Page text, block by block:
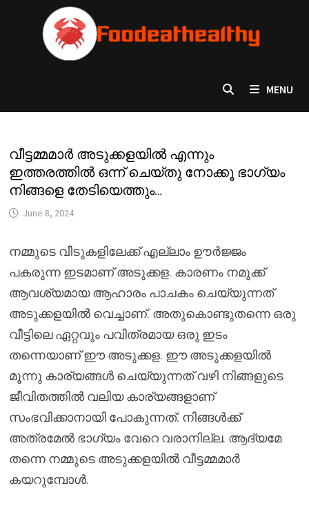
MENU
വീട്ടമ്മമാർ അടുക്കളയിൽ എന്നും
ഇത്തരത്തിൽ ഒന്ന് ചെയ്തു നോക്കൂ ഭാഗ്യം
നിങ്ങളെ തേടിയെത്തും…
June 8, 2024
നമ്മുടെ വീടുകളിലേക്ക് എല്ലാം ഊർജ്ജം
പകരുന്ന ഇടമാണ് അടുക്കള. കാരണം നമുക്ക്
ആവശ്യമായ ആഹാരം പാചകം ചെയ്യുന്നത്
അടുക്കളയിൽ വെച്ചാണ്. അതുകൊണ്ടുതന്നെ ഒരു
വീട്ടിലെ ഏറ്റവും പവിത്രമായ ഒരു ഇടം
തന്നെയാണ് ഈ അടുക്കള. ഈ അടുക്കളയിൽ
മൂന്നു കാര്യങ്ങൾ ചെയ്യുന്നത് വഴി നിങ്ങളുടെ
ജീവിതത്തിൽ വലിയ കാര്യങ്ങളാണ്
സംഭവിക്കാനായി പോകുന്നത്. നിങ്ങൾക്ക്
അത്രമേൽ ഭാഗ്യം വേറെ വരാനില്ല. ആദ്യമേ
തന്നെ നമ്മുടെ അടുക്കളയിൽ വീട്ടമ്മമാർ
കയറുമ്പോൾ.